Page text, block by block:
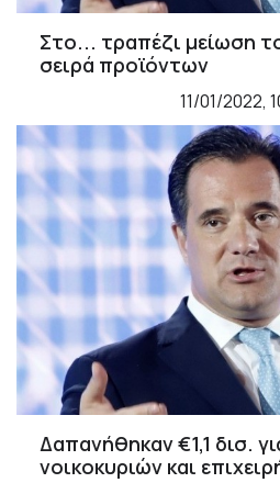
Στο... τραπέζι μείωση
σειρά προϊόντων
11/01/2022,
Δαπανήθηκαν €1,1 δισ.
νοικοκυριών και